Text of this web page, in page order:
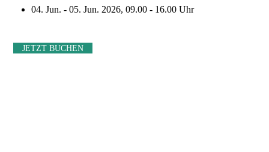
04. Jun. - 05. Jun. 2026, 09.00 - 16.00 Uhr
JETZT BUCHEN